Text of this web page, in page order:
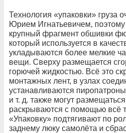
Технология «упаковки» груза
Юрием Игнатьевичем,
крупный фрагмент обшивки
который используется в
укладываются более мелкие
вещи. Сверху размещается
горючей жидкостью. Всё это
монтажных лент, в узлах
устанавливаются
и т. д. также могут
раскрываются с помощью всё
«Упаковку» подтягивают по
заднему люку самолёта и